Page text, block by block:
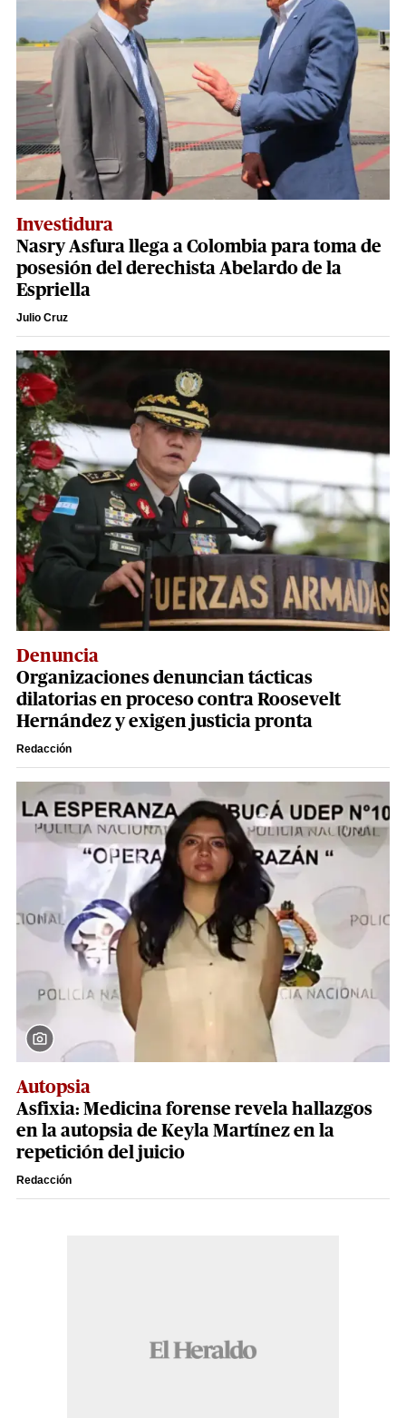
Investidura
Nasry Asfura llega a Colombia para toma de
posesión del derechista Abelardo de la
Espriella
Julio Cruz
Denuncia
Organizaciones denuncian tácticas
dilatorias en proceso contra Roosevelt
Hernández y exigen justicia pronta
Redacción
Autopsia
Asfixia: Medicina forense revela hallazgos
en la autopsia de Keyla Martínez en la
repetición del juicio
Redacción